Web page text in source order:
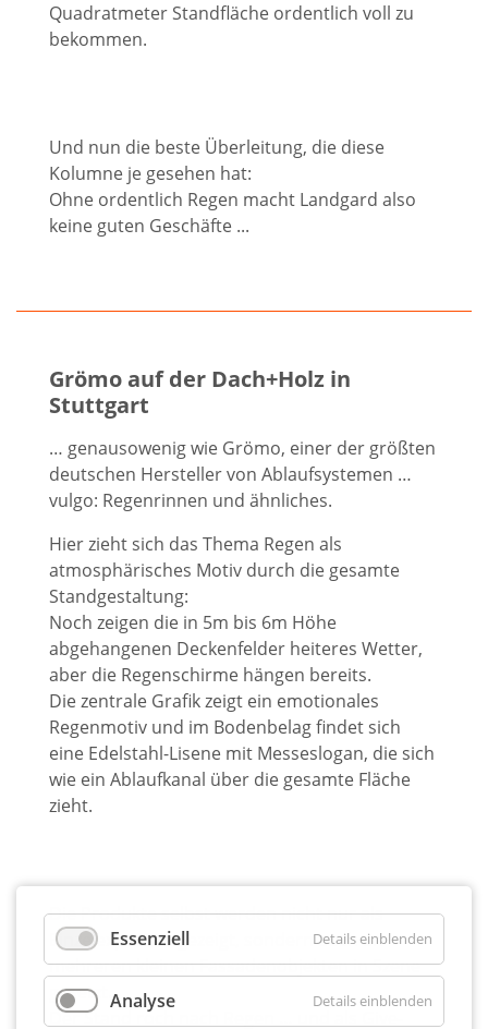
Quadratmeter Standfläche ordentlich voll zu
bekommen.
Und nun die beste Überleitung, die diese
Kolumne je gesehen hat:
Ohne ordentlich Regen macht Landgard also
keine guten Geschäfte ...
Grömo auf der Dach+Holz in
Stuttgart
… genausowenig wie Grömo, einer der größten
deutschen Hersteller von Ablaufsystemen …
vulgo: Regenrinnen und ähnliches.
Hier zieht sich das Thema Regen als
atmosphärisches Motiv durch die gesamte
Standgestaltung:
Noch zeigen die in 5m bis 6m Höhe
abgehangenen Deckenfelder heiteres Wetter,
aber die Regenschirme hängen bereits.
Die zentrale Grafik zeigt ein emotionales
Regenmotiv und im Bodenbelag findet sich
eine Edelstahl-Lisene mit Messeslogan, die sich
wie ein Ablaufkanal über die gesamte Fläche
zieht.
Die Produkte selbst werden nicht nur als
Einzelexponate gezeigt, sondern auch an
mehreren kleinen Fassadenobjekten in Szene
gesetzt.
Der Stand roch nach Regen … und als Give-
Essenziell Details einblenden
Analyse Details einblenden